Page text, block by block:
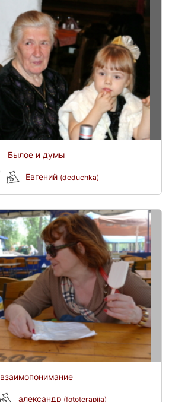
Былое и думы
Евгений (deduchka)
взаимопонимание
александр (fototerapija)